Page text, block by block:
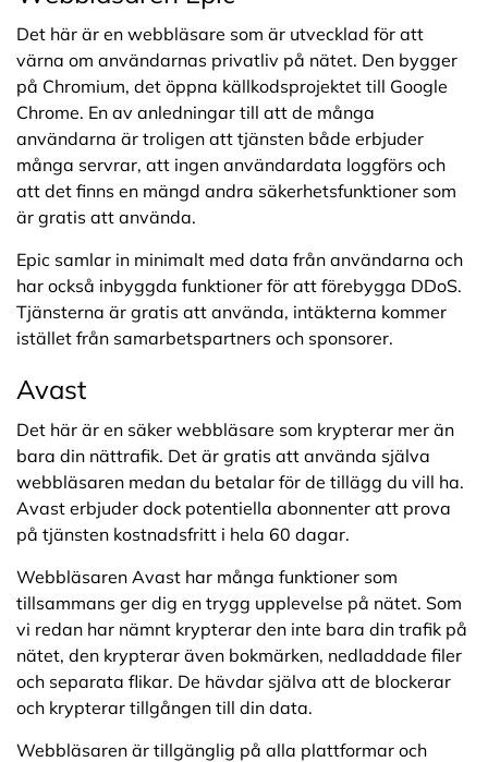
Det här är en webbläsare som är utvecklad för att
värna om användarnas privatliv på nätet. Den bygger
på Chromium, det öppna källkodsprojektet till Google
Chrome. En av anledningar till att de många
användarna är troligen att tjänsten både erbjuder
många servrar, att ingen användardata loggförs och
att det finns en mängd andra säkerhetsfunktioner som
är gratis att använda.
Epic samlar in minimalt med data från användarna och
har också inbyggda funktioner för att förebygga DDoS.
Tjänsterna är gratis att använda, intäkterna kommer
istället från samarbetspartners och sponsorer.
Avast
Det här är en säker webbläsare som krypterar mer än
bara din nättrafik. Det är gratis att använda själva
webbläsaren medan du betalar för de tillägg du vill ha.
Avast erbjuder dock potentiella abonnenter att prova
på tjänsten kostnadsfritt i hela 60 dagar.
Webbläsaren Avast har många funktioner som
tillsammans ger dig en trygg upplevelse på nätet. Som
vi redan har nämnt krypterar den inte bara din trafik på
nätet, den krypterar även bokmärken, nedladdade filer
och separata flikar. De hävdar själva att de blockerar
och krypterar tillgången till din data.
Webbläsaren är tillgänglig på alla plattformar och